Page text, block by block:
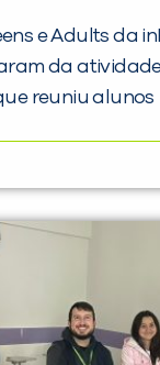
e Adults da
da
reuniu alunos